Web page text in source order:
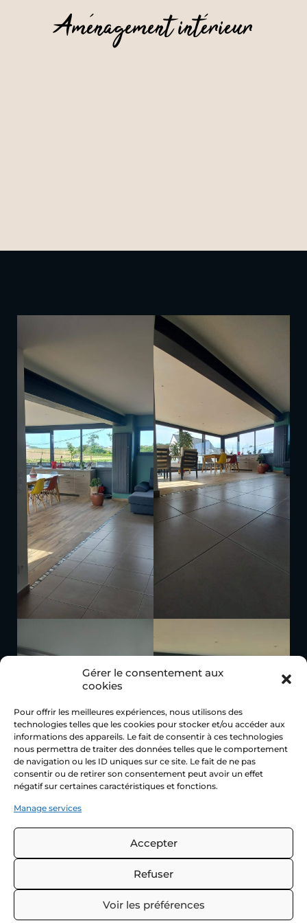
Gérer le consentement aux
cookies
Pour offrir les meilleures expériences, nous utilisons des
technologies telles que les cookies pour stocker et/ou accéder aux
informations des appareils. Le fait de consentir à ces technologies
nous permettra de traiter des données telles que le comportement
de navigation ou les ID uniques sur ce site. Le fait de ne pas
consentir ou de retirer son consentement peut avoir un effet
négatif sur certaines caractéristiques et fonctions.
Manage services
Accepter
Refuser
Voir les préférences
Aménagement intérieur
contacter
Une question ?